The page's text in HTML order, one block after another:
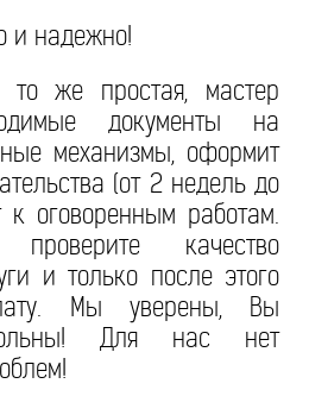
и надежно!
то же простая, мастер
документы на
механизмы, оформит
(от 2 недель до
к оговоренным работам.
качество
и только после этого
Мы уверены, Вы
Для нас нет